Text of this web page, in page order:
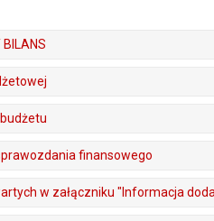
BILANS
finansowego
w załączniku "Informacja